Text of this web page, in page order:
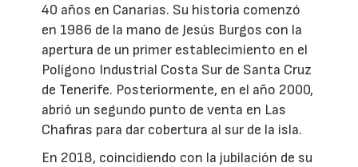
40 años en Canarias. Su historia comenzó
en 1986 de la mano de Jesús Burgos con la
apertura de un primer establecimiento en el
Polígono Industrial Costa Sur de Santa Cruz
de Tenerife. Posteriormente, en el año 2000,
abrió un segundo punto de venta en Las
Chafiras para dar cobertura al sur de la isla.
En 2018, coincidiendo con la jubilación de su